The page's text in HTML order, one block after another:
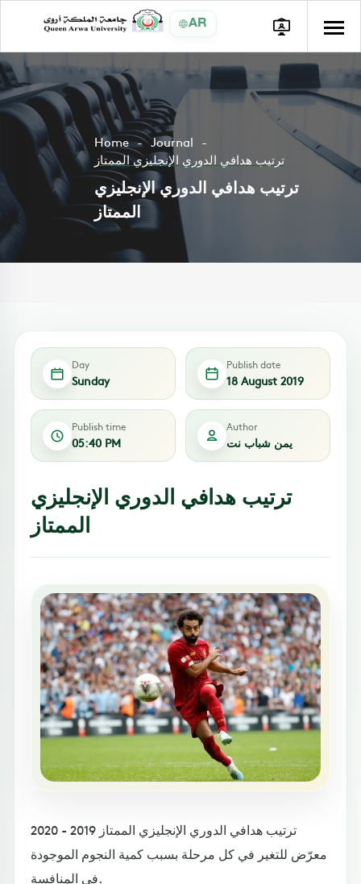
AR
Home
Journal
ترتيب هدافي الدوري الإنجليزي الممتاز
ترتيب هدافي الدوري الإنجليزي
الممتاز
Day
Sunday
Publish date
18 August 2019
Publish time
05:40 PM
Author
يمن شباب نت
ترتيب هدافي الدوري الإنجليزي
الممتاز
ترتيب هدافي الدوري الإنجليزي الممتاز 2019 - 2020
معرّض للتغير في كل مرحلة بسبب كمية النجوم الموجودة
في المنافسة.